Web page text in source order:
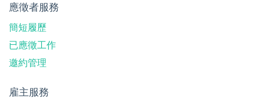
應徵者服務
簡短履歷
已應徵工作
邀約管理
雇主服務